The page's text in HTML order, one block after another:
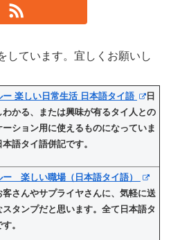
しています。宜しくお願いし
ー 楽しい日常生活 日本語タイ語
日
わかる、または興味が有るタイ人との
ーション用に使えるものになっていま
語タイ語併記です。
ー 楽しい職場（日本語タイ語）
客さんやサプライヤさんに、気軽に送
スタンプだと思います。全て日本語タ
。